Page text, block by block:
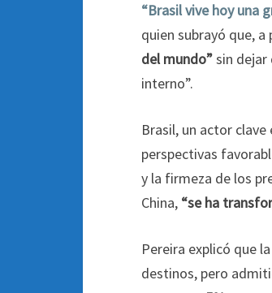
“Brasil vive hoy una
quien subrayó que, a
del mundo”sin dejar
interno”.
Brasil, un actor
perspectivas
y la firmeza de los
China, “se ha
Pereira explicó que
destinos, pero